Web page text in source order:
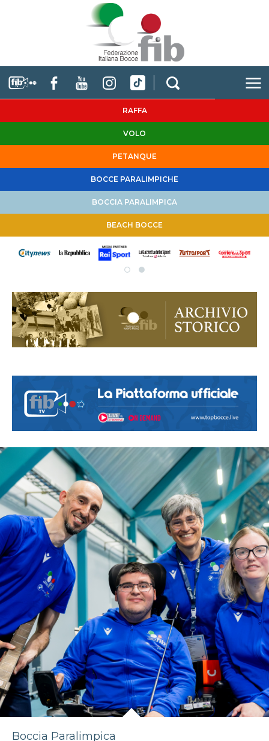
RAFFA
VOLO
PETANQUE
BOCCE PARALIMPICHE
BOCCIA PARALIMPICA
BEACH BOCCE
Boccia Paralimpica